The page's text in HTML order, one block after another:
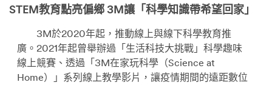
STEM教育點亮偏鄉 3M讓「科學知識帶希望回家」
3M於2020年起，推動線上與線下科學教育推
廣。2021年起曾舉辦過「生活科技大挑戰」科學趣味
線上競賽、透過「3M在家玩科學（Science at
Home）」系列線上教學影片，讓疫情期間的遠距數位